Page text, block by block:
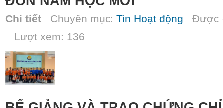
Chi tiết Chuyên mục: Tin Hoạt động Được
Lượt xem: 136